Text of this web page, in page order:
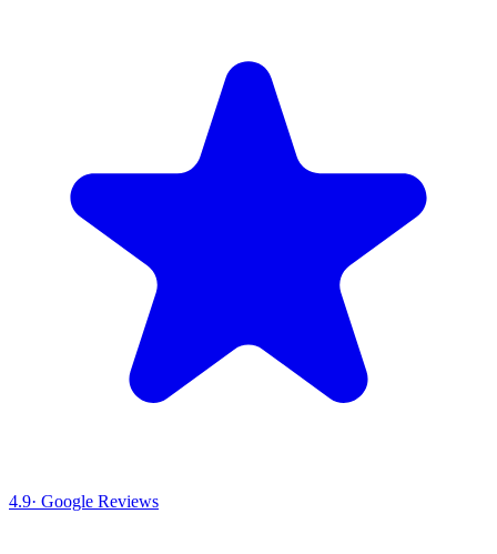
4.9· Google Reviews